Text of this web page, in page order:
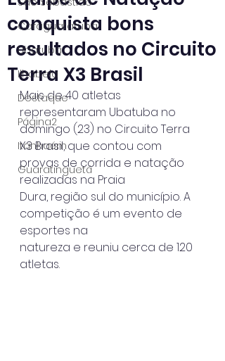
Caraguatatuba
Ubatuba
Ilhabela
Destaque
Página2
Itanhaém
Guaratinguetá
conquista bons
resultados no Circuito
Terra X3 Brasil
Mais de 40 atletas
representaram Ubatuba no
domingo (23) no Circuito Terra
X3 Brasil, que contou com
provas de corrida e natação
realizadas na Praia
Dura, região sul do município. A
competição é um evento de
esportes na
natureza e reuniu cerca de 120
atletas.